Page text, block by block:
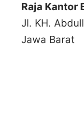
Raja Kantor
Jl. KH.
Jawa Barat